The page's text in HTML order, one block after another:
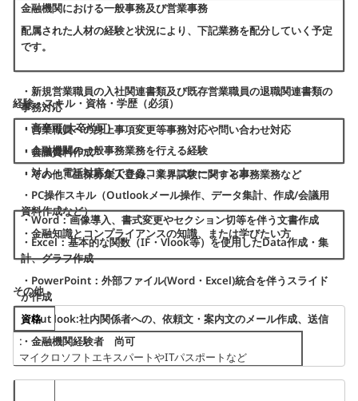
金融機関における一般事務及び営業事務
配属された人材の経験と状況により、下記業務を配分していく予定
です。
・新規営業職員の入社関連書類及び既存営業職員の退職関連書類の
事務対応
・営業職員への身上事項変更等事務対応や問い合わせ対応
・会議資料作成
・その他、生保募集人登録、業界試験に関する事務業務など
経験・スキル・資格・学歴（必須）
・高卒可(大卒尚可)
・金融機関の一般事務業務を行える経験
・対人・電話対応ができるコミュニケーション力
・PC操作スキル（Outlookメール操作、データ集計、作成/会議用
資料作成など）
・金融知識とコンプライアンスの知識、または学びたい方
・Word：画像導入、書式変更やセクション切等を伴う文書作成
・Excel：基本的な関数（IF・Vlook等）を使用したData作成・集
計、グラフ作成
・PowerPoint：外部ファイル(Word・Excel)統合を伴うスライド
が作成
・Out look:社内関係者への、依頼文・案内文のメール作成、送信
・金融機関経験者 尚可
その他
資格
マイクロソフトエキスパートやITパスポートなど